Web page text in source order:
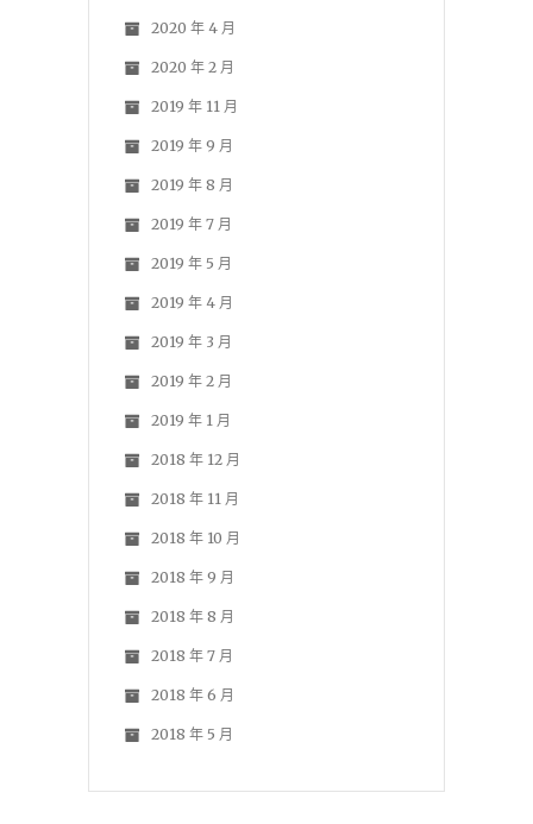
2020 年 4 月
2020 年 2 月
2019 年 11 月
2019 年 9 月
2019 年 8 月
2019 年 7 月
2019 年 5 月
2019 年 4 月
2019 年 3 月
2019 年 2 月
2019 年 1 月
2018 年 12 月
2018 年 11 月
2018 年 10 月
2018 年 9 月
2018 年 8 月
2018 年 7 月
2018 年 6 月
2018 年 5 月